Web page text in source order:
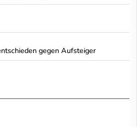
gegen Aufsteiger